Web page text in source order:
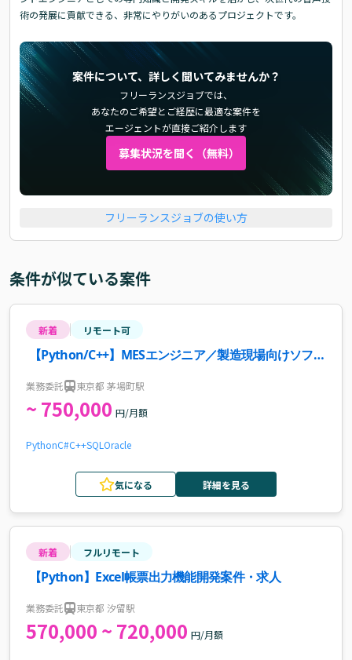
術の発展に貢献できる、非常にやりがいのあるプロジェクトです。
案件について、詳しく聞いてみませんか？
フリーランスジョブでは、
あなたのご希望とご経歴に最適な案件を
エージェントが直接ご紹介します
募集状況を聞く（無料）
フリーランスジョブの使い方
条件が似ている案件
新着 リモート可
【Python/C++】MESエンジニア／製造現場向けソフト
業務委託 東京都 茅場町駅
~ 750,000 円/月額
PythonC#C++SQL Oracle
気になる 詳細を見る
新着 フルリモート
【Python】Excel帳票出力機能開発案件・求人
業務委託 東京都 汐留駅
570,000 ~ 720,000 円/月額